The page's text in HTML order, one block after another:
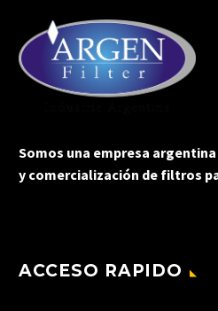
Somos una empresa
y comercialización de filtros
ACCESO RAPIDO